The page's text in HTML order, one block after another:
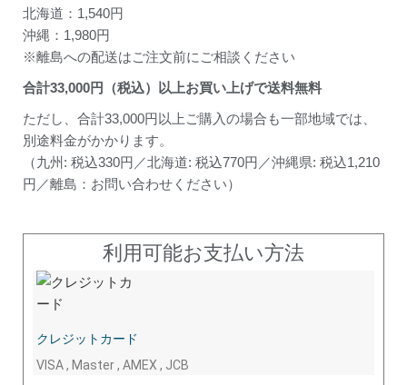
北海道：1,540円
沖縄：1,980円
※離島への配送はご注文前にご相談ください
合計33,000円（税込）以上お買い上げで送料無料
ただし、合計33,000円以上ご購入の場合も一部地域では、
別途料金がかかります。
（九州: 税込330円／北海道: 税込770円／沖縄県: 税込1,210
円／離島：お問い合わせください）
利用可能お支払い方法
クレジットカード
VISA , Master , AMEX , JCB